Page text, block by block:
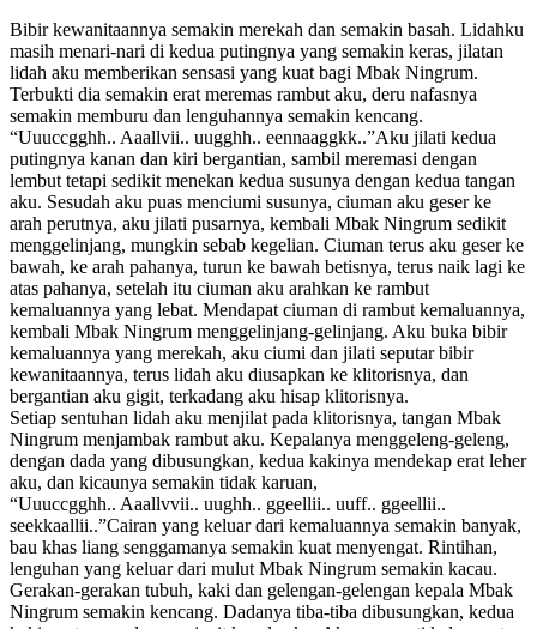
Bibir kewanitaannya semakin merekah dan semakin basah. Lidahku
masih menari-nari di kedua putingnya yang semakin keras, jilatan
lidah aku memberikan sensasi yang kuat bagi Mbak Ningrum.
Terbukti dia semakin erat meremas rambut aku, deru nafasnya
semakin memburu dan lenguhannya semakin kencang.
“Uuuccgghh.. Aaallvii.. uugghh.. eennaaggkk..”Aku jilati kedua
putingnya kanan dan kiri bergantian, sambil meremasi dengan
lembut tetapi sedikit menekan kedua susunya dengan kedua tangan
aku. Sesudah aku puas menciumi susunya, ciuman aku geser ke
arah perutnya, aku jilati pusarnya, kembali Mbak Ningrum sedikit
menggelinjang, mungkin sebab kegelian. Ciuman terus aku geser ke
bawah, ke arah pahanya, turun ke bawah betisnya, terus naik lagi ke
atas pahanya, setelah itu ciuman aku arahkan ke rambut
kemaluannya yang lebat. Mendapat ciuman di rambut kemaluannya,
kembali Mbak Ningrum menggelinjang-gelinjang. Aku buka bibir
kemaluannya yang merekah, aku ciumi dan jilati seputar bibir
kewanitaannya, terus lidah aku diusapkan ke klitorisnya, dan
bergantian aku gigit, terkadang aku hisap klitorisnya.
Setiap sentuhan lidah aku menjilat pada klitorisnya, tangan Mbak
Ningrum menjambak rambut aku. Kepalanya menggeleng-geleng,
dengan dada yang dibusungkan, kedua kakinya mendekap erat leher
aku, dan kicaunya semakin tidak karuan,
“Uuuccgghh.. Aaallvvii.. uughh.. ggeellii.. uuff.. ggeellii..
seekkaallii..”Cairan yang keluar dari kemaluannya semakin banyak,
bau khas liang senggamanya semakin kuat menyengat. Rintihan,
lenguhan yang keluar dari mulut Mbak Ningrum semakin kacau.
Gerakan-gerakan tubuh, kaki dan gelengan-gelengan kepala Mbak
Ningrum semakin kencang. Dadanya tiba-tiba dibusungkan, kedua